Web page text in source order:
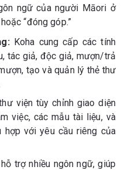
ngữ của người Māori ở
“đóng góp.”
Koha cung cấp các tính
tác giả, độc giả, mượn/trả
tạo và quản lý thẻ thư
viện tùy chỉnh giao diện
việc, các mẫu tài liệu, và
hợp với yêu cầu riêng của
trợ nhiều ngôn ngữ, giúp